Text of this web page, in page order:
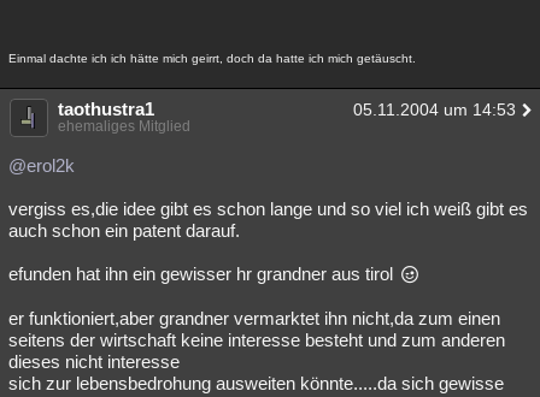
Einmal dachte ich ich hätte mich geirrt, doch da hatte ich mich getäuscht.
taothustra1 05.11.2004 um 14:53
ehemaliges Mitglied
@erol2k
vergiss es,die idee gibt es schon lange und so viel ich weiß gibt es
auch schon ein patent darauf.
efunden hat ihn ein gewisser hr grandner aus tirol
er funktioniert,aber grandner vermarktet ihn nicht,da zum einen
seitens der wirtschaft keine interesse besteht und zum anderen
dieses nicht interesse
sich zur lebensbedrohung ausweiten könnte.....da sich gewisse